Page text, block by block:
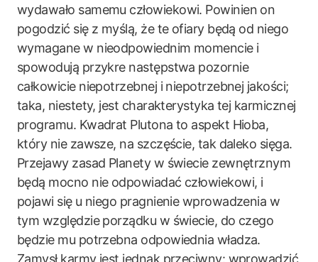
wydawało samemu człowiekowi. Powinien on
pogodzić się z myślą, że te ofiary będą od niego
wymagane w nieodpowiednim momencie i
spowodują przykre następstwa pozornie
całkowicie niepotrzebnej i niepotrzebnej jakości;
taka, niestety, jest charakterystyka tej karmicznej
programu. Kwadrat Plutona to aspekt Hioba,
który nie zawsze, na szczęście, tak daleko sięga.
Przejawy zasad Planety w świecie zewnętrznym
będą mocno nie odpowiadać człowiekowi, i
pojawi się u niego pragnienie wprowadzenia w
tym względzie porządku w świecie, do czego
będzie mu potrzebna odpowiednia władza.
Zamysł karmy jest jednak przeciwny: wprowadzić